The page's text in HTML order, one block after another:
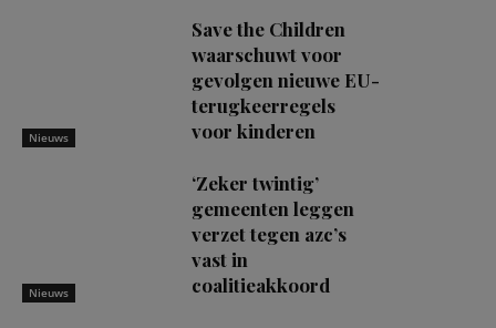
Nieuws
Save the Children
waarschuwt voor
gevolgen nieuwe EU-
terugkeerregels
voor kinderen
Nieuws
‘Zeker twintig’
gemeenten leggen
verzet tegen azc’s
vast in
coalitieakkoord